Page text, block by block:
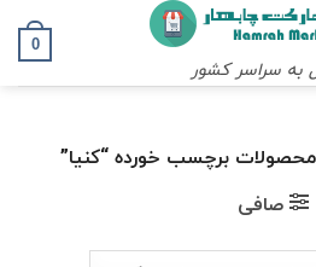
به سراسر کشور
0
محصولات برچسب خورده “كنيا”
صافی